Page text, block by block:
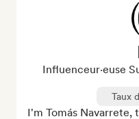
Influenceur·euse
Taux
I'm Tomás Navarrete,